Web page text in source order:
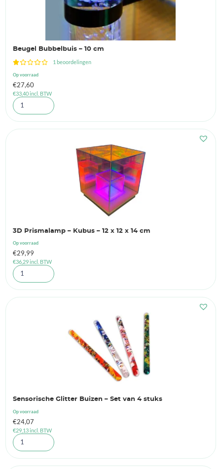
Beugel Bubbelbuis – 10 cm
1 beoordelingen
Op voorraad
€27,60
€33,40incl. BTW
3D Prismalamp – Kubus – 12 x 12 x 14 cm
Op voorraad
€29,99
€36,29incl. BTW
Sensorische Glitter Buizen – Set van 4 stuks
Op voorraad
€24,07
€29,13incl. BTW